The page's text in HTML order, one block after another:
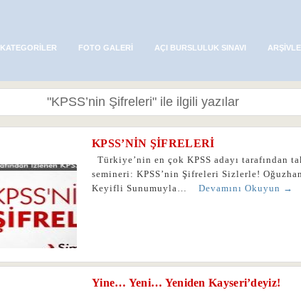
KATEGORILER FOTO GALERI AÇI BURSLULUK SINAVI
"KPSS’nin Şifreleri" ile ilgili yazılar
KPSS’NİN ŞİFRELERİ
Türkiye’nin en çok KPSS adayı tarafından
semineri: KPSS’nin Şifreleri Sizlerle!
Keyifli Sunumuyla… Devamını Okuyun →
Yine… Yeni… Yeniden Kayseri’deyiz!